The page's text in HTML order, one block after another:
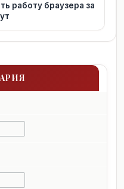
работу браузера за